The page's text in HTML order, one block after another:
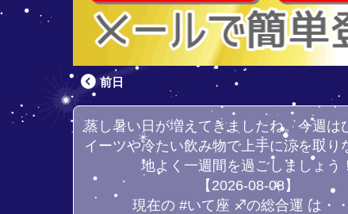
前日
蒸し暑い日が増えてきましたね。今週は
イーツや冷たい飲み物で上手に涼を取り
地よく一週間を過ごしましょう！
【2026-08-08】
現在の #いて座 ♐の総合運 は・・